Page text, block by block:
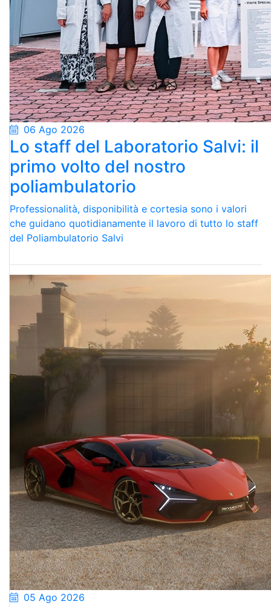
06 Ago 2026
Lo staff del Laboratorio Salvi: il
primo volto del nostro
poliambulatorio
Professionalità, disponibilità e cortesia sono i valori
che guidano quotidianamente il lavoro di tutto lo staff
del Poliambulatorio Salvi
05 Ago 2026